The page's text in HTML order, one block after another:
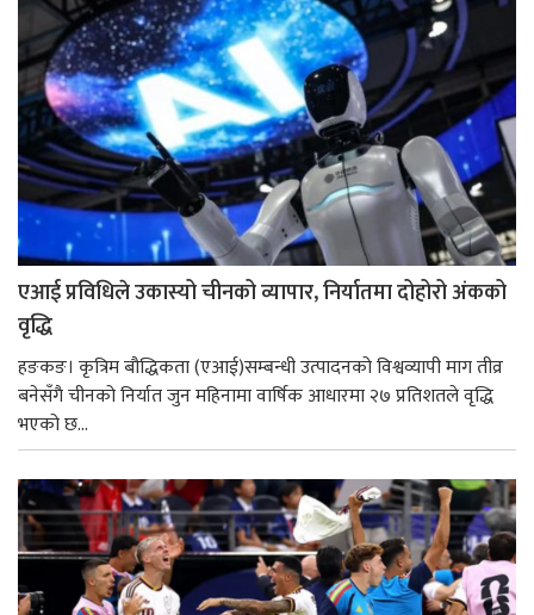
एआई प्रविधिले उकास्यो चीनको व्यापार, निर्यातमा दोहोरो अंकको
वृद्धि
हङकङ। कृत्रिम बौद्धिकता (एआई)सम्बन्धी उत्पादनको विश्वव्यापी माग तीव्र
बनेसँगै चीनको निर्यात जुन महिनामा वार्षिक आधारमा २७ प्रतिशतले वृद्धि
भएको छ...